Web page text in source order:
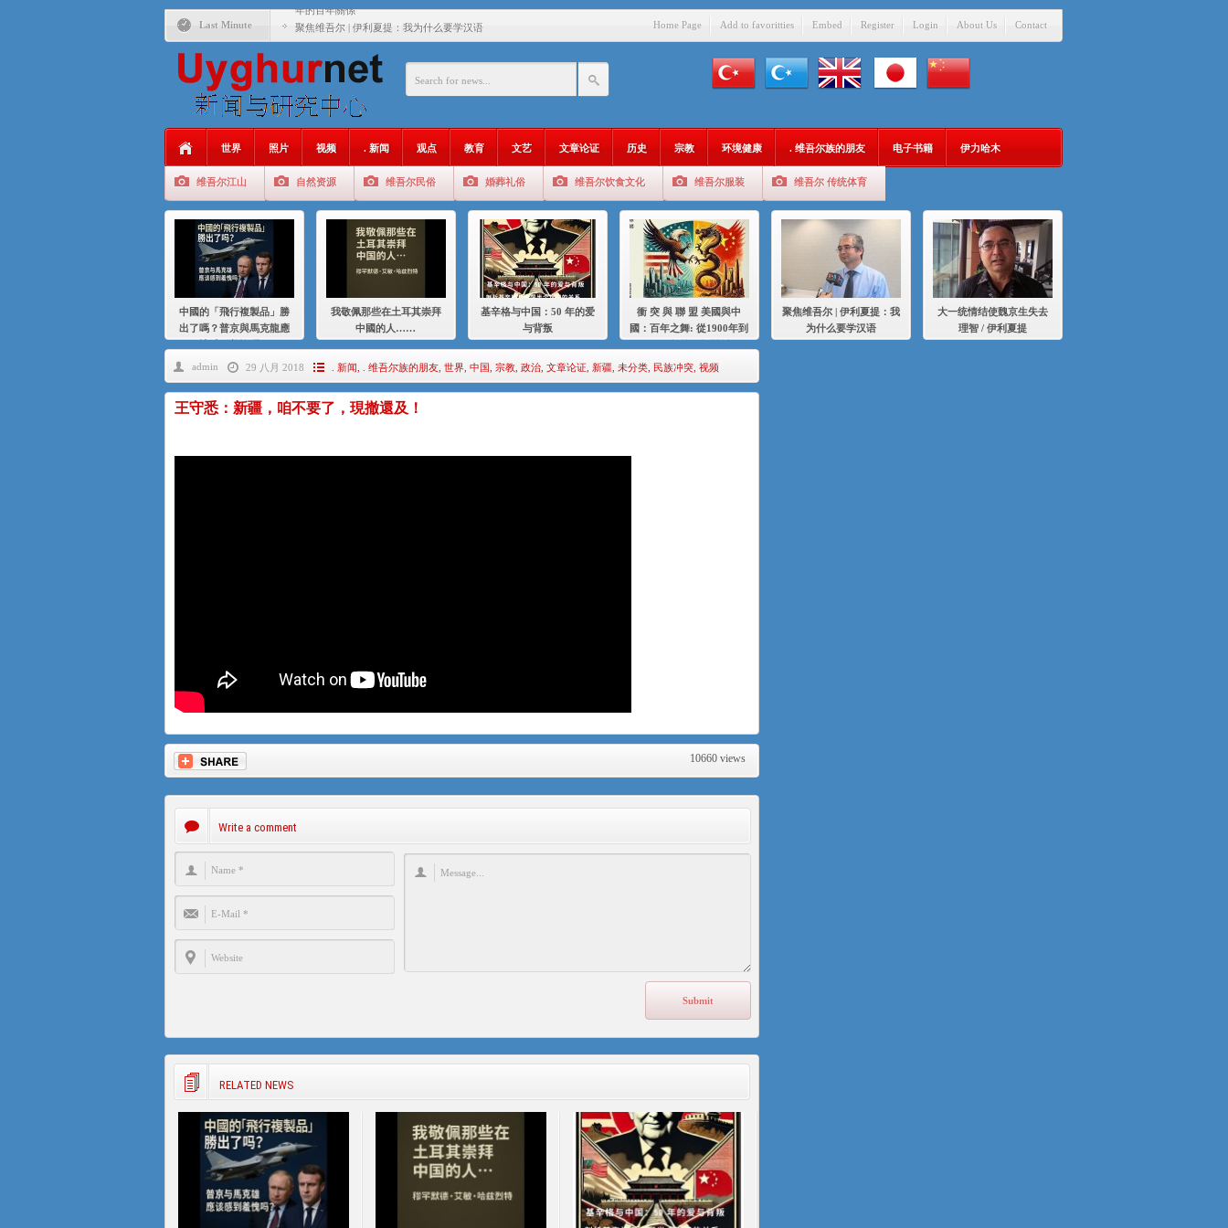
Last Minute
年的百年關係
聚焦维吾尔 | 伊利夏提：我为什么要学汉语
大一统情结使魏京生失去理智 / 伊利夏提
伊利夏提：维吾尔种族灭绝
伊利夏提：满目苍夷2020，难见彼岸2021
Home Page Add to favoritties Embed Register Login About Us Contact
世界 照片 视频 . 新闻 观点 教育 文艺 文章论证 历史 宗教 环境健康 . 维吾尔族的朋友 电子书籍 伊力哈木
维吾尔江山 自然资源 维吾尔民俗 婚葬礼俗 维吾尔饮食文化 维吾尔服装 维吾尔 传统体育
中國的「飛行複製品」勝
出了嗎？普京與馬克龍應
我敬佩那些在土耳其崇拜
中國的人……
基辛格与中国：50 年的爱
与背叛
衝 突 與 聯 盟 美國與中
國：百年之舞: 從1900年到
聚焦维吾尔 | 伊利夏提：我
为什么要学汉语
大一统情结使魏京生失去
理智 / 伊利夏提
admin 29 八月 2018 . 新闻 . 维吾尔族的朋友, 世界, 中国 宗教, 政治, 文章论证, 新疆, 未分类, 民族冲突, 视频
王守悉：新疆，咱不要了，現撤還及！
10660 views
Write a comment
RELATED NEWS